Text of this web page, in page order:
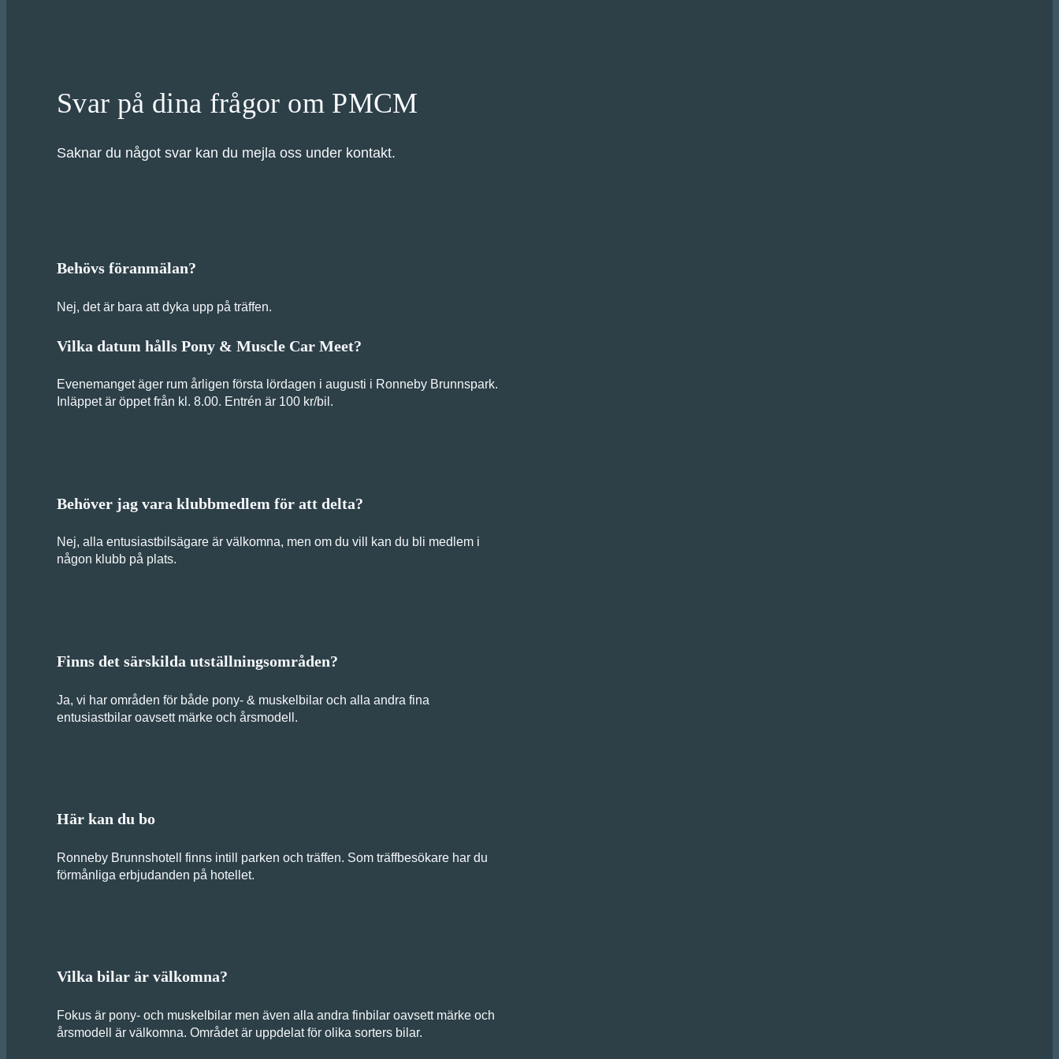
Svar på dina frågor om PMCM
Saknar du något svar kan du mejla oss under kontakt.
Behövs föranmälan?
Nej, det är bara att dyka upp på träffen.
Vilka datum hålls Pony & Muscle Car Meet?
Evenemanget äger rum årligen första lördagen i augusti i Ronneby Brunnspark.
Inläppet är öppet från kl. 8.00. Entrén är 100 kr/bil.
Behöver jag vara klubbmedlem för att delta?
Nej, alla entusiastbilsägare är välkomna, men om du vill kan du bli medlem i
någon klubb på plats.
Finns det särskilda utställningsområden?
Ja, vi har områden för både pony- & muskelbilar och alla andra fina
entusiastbilar oavsett märke och årsmodell.
Här kan du bo
Ronneby Brunnshotell finns intill parken och träffen. Som träffbesökare har du
förmånliga erbjudanden på hotellet.
Vilka bilar är välkomna?
Fokus är pony- och muskelbilar men även alla andra finbilar oavsett märke och
årsmodell är välkomna. Området är uppdelat för olika sorters bilar.